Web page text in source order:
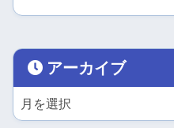
アーカイブ